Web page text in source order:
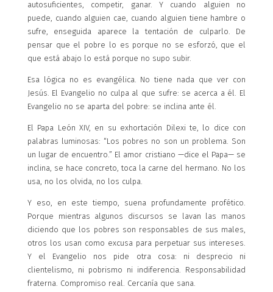
autosuficientes, competir, ganar. Y cuando alguien no
puede, cuando alguien cae, cuando alguien tiene hambre o
sufre, enseguida aparece la tentación de culparlo. De
pensar que el pobre lo es porque no se esforzó, que el
que está abajo lo está porque no supo subir.
Esa lógica no es evangélica. No tiene nada que ver con
Jesús. El Evangelio no culpa al que sufre: se acerca a él. El
Evangelio no se aparta del pobre: se inclina ante él.
El Papa León XIV, en su exhortación Dilexi te, lo dice con
palabras luminosas: “Los pobres no son un problema. Son
un lugar de encuentro.” El amor cristiano —dice el Papa— se
inclina, se hace concreto, toca la carne del hermano. No los
usa, no los olvida, no los culpa.
Y eso, en este tiempo, suena profundamente profético.
Porque mientras algunos discursos se lavan las manos
diciendo que los pobres son responsables de sus males,
otros los usan como excusa para perpetuar sus intereses.
Y el Evangelio nos pide otra cosa: ni desprecio ni
clientelismo, ni pobrismo ni indiferencia. Responsabilidad
fraterna. Compromiso real. Cercanía que sana.